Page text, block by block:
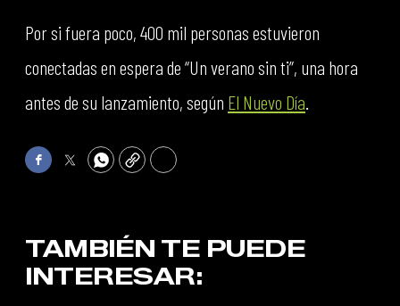
Por si fuera poco, 400 mil personas estuvieron
conectadas en espera de “Un verano sin ti”, una hora
antes de su lanzamiento, según El Nuevo Día
FacebookTwitterWhatsApp
Copy Print
TAMBIÉN TE PUEDE
INTERESAR: